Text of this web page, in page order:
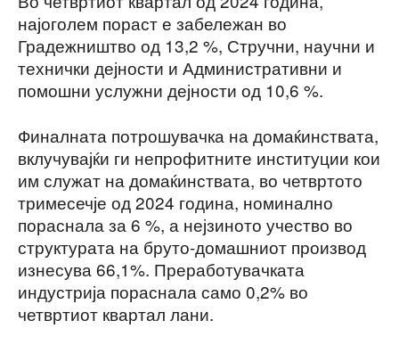
најоголем пораст е забележан во
Градежништво од 13,2 %, Стручни, научни и
технички дејности и Административни и
помошни услужни дејности од 10,6 %.
Финалната потрошувачка на домаќинствата,
вклучувајќи ги непрофитните институции кои
им служат на домаќинствата, во четвртото
тримесечје од 2024 година, номинално
пораснала за 6 %, а нејзиното учество во
структурата на бруто-домашниот производ
изнесува 66,1%. Преработувачката
индустрија пораснала само 0,2% во
четвртиот квартал лани.